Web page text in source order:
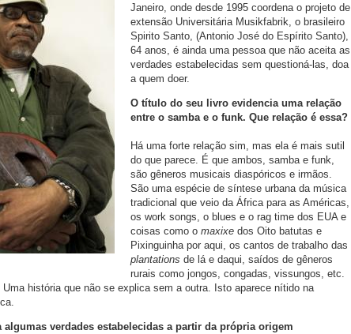
Janeiro, onde desde 1995 coordena o projeto de
extensão Universitária Musikfabrik, o brasileiro
Spirito Santo, (Antonio José do Espírito Santo),
64 anos, é ainda uma pessoa que não aceita as
verdades estabelecidas sem questioná-las, doa
a quem doer.
O título do seu livro evidencia uma relação
entre o samba e o funk. Que relação é essa?
Há uma forte relação sim, mas ela é mais sutil
do que parece. É que ambos, samba e funk,
são gêneros musicais diaspóricos e irmãos.
São uma espécie de síntese urbana da música
tradicional que veio da África para as Américas,
os work songs, o blues e o rag time dos EUA e
coisas como o maxixe dos Oito batutas e
Pixinguinha por aqui, os cantos de trabalho das
plantations de lá e daqui, saídos de gêneros
rurais como jongos, congadas, vissungos, etc.
história que não se explica sem a outra. Isto aparece nítido na
algumas verdades estabelecidas a partir da própria origem